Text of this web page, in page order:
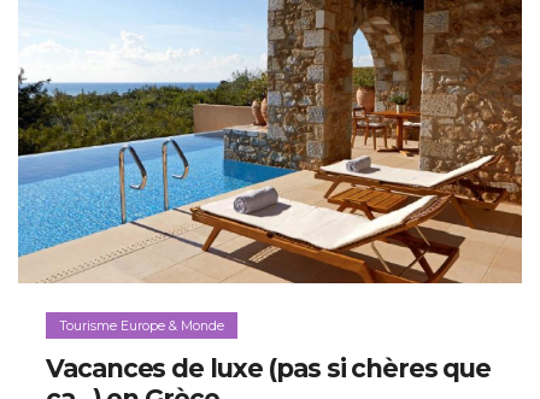
Tourisme Europe & Monde
Vacances de luxe (pas si chères que